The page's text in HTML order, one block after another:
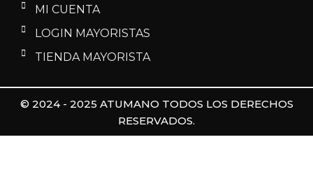
MI CUENTA
LOGIN MAYORISTAS
TIENDA MAYORISTA
© 2024 - 2025 ATUMANO TODOS LOS DERECHOS
RESERVADOS.